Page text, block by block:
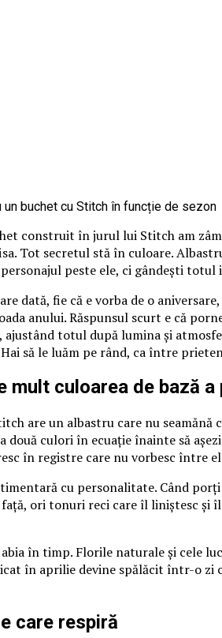
construit în jurul lui Stitch am
Tot secretul stă în culoare.
peste ele, ci gândești totul
dată, fie că e vorba de o
anului. Răspunsul scurt e că
totul după lumina și
să le luăm pe rând, ca între
mult culoarea de bază a
are un albastru care nu
două culori în ecuație înainte să
în registre care nu vorbesc între
cu personalitate. Când
ori tonuri reci care îl liniștesc și
în timp. Florile naturale și cele
în aprilie devine spălăcit într-o zi
care respiră